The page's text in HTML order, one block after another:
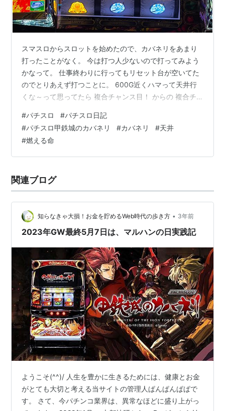
スマスロからスロットを始めたので、カバネリをあまり
打ったことがなく。 今は打つ人少ないので打ってみよう
かなって。 仕事終わりに行ってもリセット台が空いてた
のでとりあえず打つことに。 600G近くハマって天井行
くな～って思ってたら 複合チャンス目！ からの 複合チ
くるんかい！ どうせ天井だしどっちでもいいわ！ ってな
感じで最悪の形でCZやらされてイライラがやばいです。
駆け抜けたらまじで許せんぞカバネリ！ 許す！ とらぶる
みたいな乗り方するじゃん！ おれ、カバネリのこと好き
て当然っ…
#パチスロ #パチスロ日記
#パチスロ甲鉄城のカバネリ #カバネリ #天井
#燃える命
関連ブログ
知らなきゃ大損！お金を貯めるWeb時代の歩き方 • 3年前
2023年GW最終5月7日は、マルハンの日実践記
ようこそ(^^)/ 人生を豊かに生きるためには、健康とお金
がとても大切と考える当サイトの管理人ぱんぱんぱぱで
す。 さて、今パチンコ業界は、異常なほどに盛り上がっ